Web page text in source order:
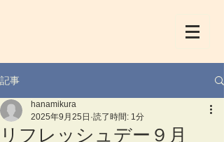
記事
リフレッシュデー９月
hanamikura
2025年9月25日 読了時間: 1分